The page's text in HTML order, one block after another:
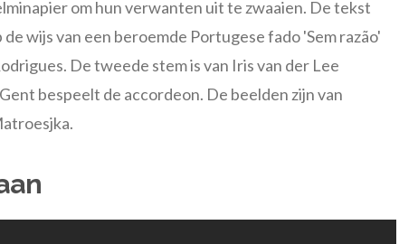
om hun verwanten uit te zwaaien. De tekst
wijs van een beroemde Portugese fado 'Sem razão'
De tweede stem is van Iris van der Lee
bespeelt de accordeon. De beelden zijn van